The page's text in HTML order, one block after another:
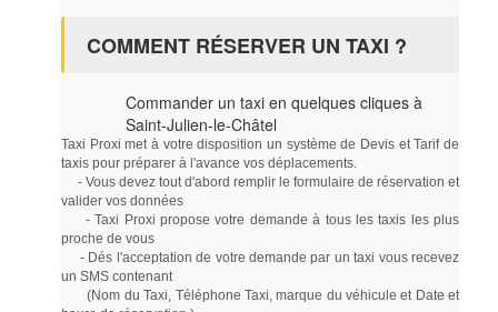
COMMENT RÉSERVER UN TAXI ?
Commander un taxi en quelques cliques à
Saint-Julien-le-Châtel
Taxi Proxi met à votre disposition un système de Devis et Tarif de
taxis pour préparer à l'avance vos déplacements.
- Vous devez tout d'abord remplir le formulaire de réservation et
valider vos données
- Taxi Proxi propose votre demande à tous les taxis les plus
proche de vous
- Dés l'acceptation de votre demande par un taxi vous recevez
un SMS contenant
(Nom du Taxi, Téléphone Taxi, marque du véhicule et Date et